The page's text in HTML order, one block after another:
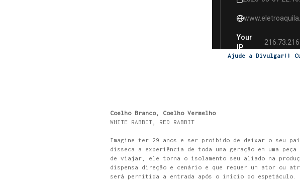
Ajude a Divulgar!!
Coelho Branco, Coelho Vermelho
WHITE RABBIT, RED RABBIT
Imagine ter 29 anos e ser proibido de deixar o seu
disseca a experiência de toda uma geração em uma
de viajar, ele torna o isolamento seu aliado na
dispensa direção e cenário e que requer um ator ou
será permitida a entrada após o início do espetáculo.